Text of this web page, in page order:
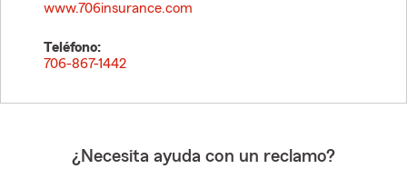
www.706insurance.com
Teléfono:
706-867-1442
¿Necesita ayuda con un reclamo?